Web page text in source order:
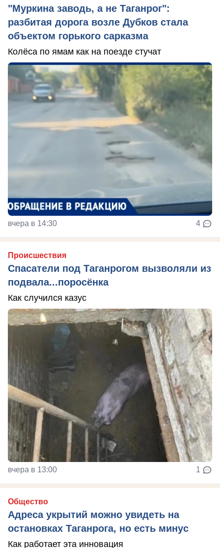
"Муркина заводь, а не Таганрог":
разбитая дорога возле Дубков стала
объектом горького сарказма
Колёса по ямам как на поезде стучат
вчера в 14:30 4
Происшествия
Спасатели под Таганрогом вызволяли из
подвала...поросёнка
Как случился казус
вчера в 13:00 1
Общество
Адреса укрытий можно увидеть на
остановках Таганрога, но есть минус
Как работает эта инновация